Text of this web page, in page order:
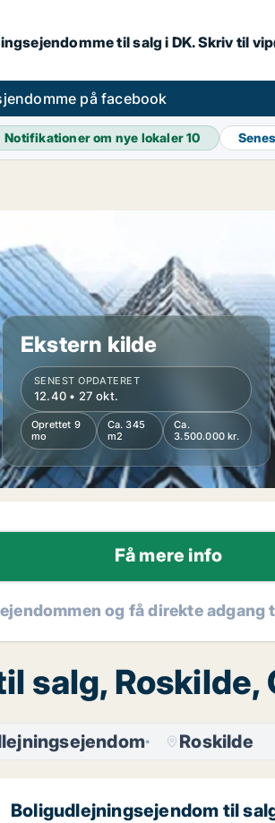
til salg i DK. Skriv til
på facebook
Notifikationer om nye lokaler10
Ekstern kilde
SENEST OPDATERET
12.40 • 27 okt.
Oprettet 9
mo
Ca. 345
m2
Ca.
3.500.000 kr.
Få mere info
ejendommen og få direkte
salg, Roskilde,
Roskilde
Boligudlejningsejendom til